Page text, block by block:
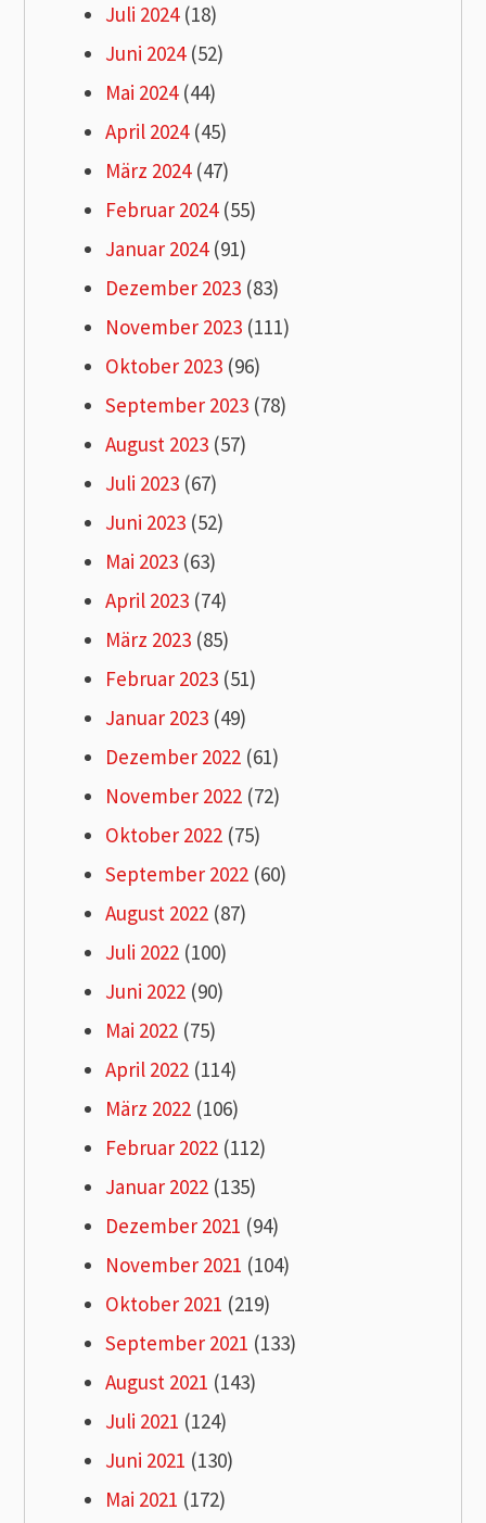
Juli 2024(18)
Juni 2024(52)
Mai 2024(44)
April 2024(45)
März 2024(47)
Februar 2024(55)
Januar 2024(91)
Dezember 2023 (83)
November 2023 (111)
Oktober 2023 (96)
September 2023 (78)
August 2023 (57)
Juli 2023 (67)
Juni 2023 (52)
Mai 2023 (63)
April 2023 (74)
März 2023 (85)
Februar 2023 (51)
Januar 2023 (49)
Dezember 2022 (61)
November 2022 (72)
Oktober 2022 (75)
September 2022 (60)
August 2022 (87)
Juli 2022 (100)
Juni 2022 (90)
Mai 2022 (75)
April 2022 (114)
März 2022 (106)
Februar 2022 (112)
Januar 2022 (135)
Dezember 2021 (94)
November 2021 (104)
Oktober 2021 (219)
September 2021 (133)
August 2021 (143)
Juli 2021 (124)
Juni 2021 (130)
Mai 2021 (172)